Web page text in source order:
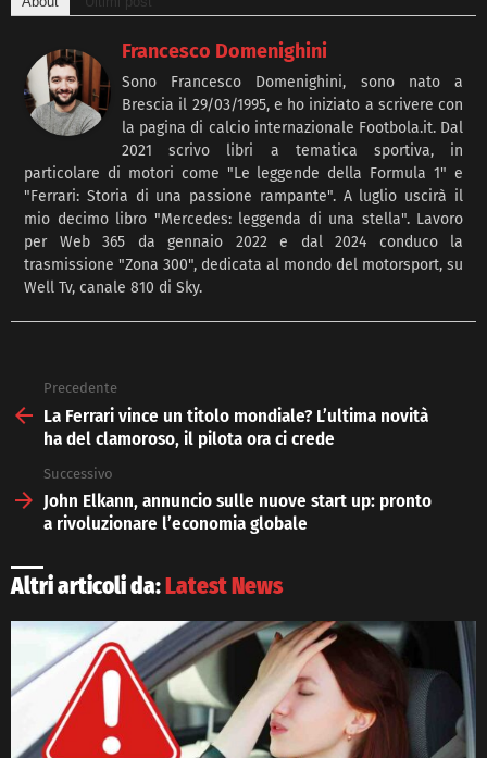
Francesco Domenighini
Sono Francesco Domenighini, sono nato a
Brescia il 29/03/1995, e ho iniziato a scrivere con
la pagina di calcio internazionale Footbola.it. Dal
2021 scrivo libri a tematica sportiva, in
particolare di motori come "Le leggende della Formula 1" e
"Ferrari: Storia di una passione rampante". A luglio uscirà il
mio decimo libro "Mercedes: leggenda di una stella". Lavoro
per Web 365 da gennaio 2022 e dal 2024 conduco la
trasmissione "Zona 300", dedicata al mondo del motorsport, su
Well Tv, canale 810 di Sky.
more
Precedente
La Ferrari vince un titolo mondiale? L’ultima novità
ha del clamoroso, il pilota ora ci crede
Successivo
John Elkann, annuncio sulle nuove start up: pronto
a rivoluzionare l’economia globale
Altri articoli da:Latest News